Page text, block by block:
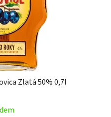
Zlatá 50% 0,7l